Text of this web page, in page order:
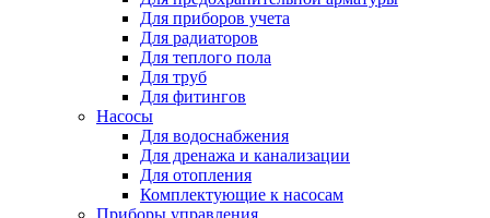
Для приборов учета
Для радиаторов
Для теплого пола
Для труб
Для фитингов
Насосы
Для водоснабжения
Для дренажа и канализации
Для отопления
Комплектующие к насосам
Приборы управления